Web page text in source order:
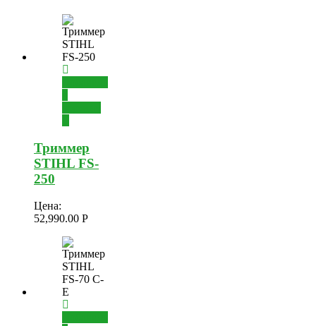
Триммер
STIHL FS-
250
Цена:
52,990.00 Р